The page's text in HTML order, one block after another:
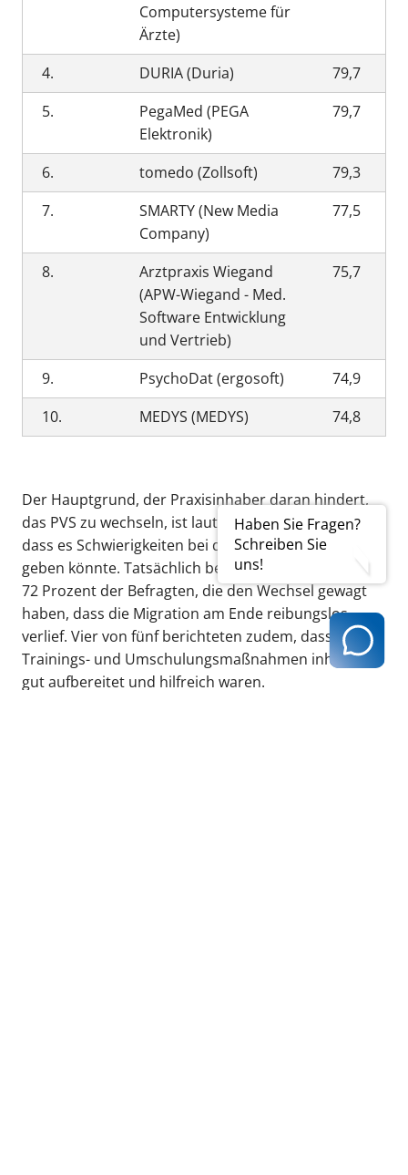
Haben Sie Fragen?
Schreiben Sie
uns!
Computersysteme für
Ärzte)
4. DURIA (Duria)
79,7
5.
PegaMed (PEGA
Elektronik)
79,7
6. tomedo (Zollsoft)
79,3
7.
SMARTY (New Media
Company)
77,5
8.
Arztpraxis Wiegand
(APW-Wiegand - Med.
Software Entwicklung
und Vertrieb)
75,7
9. PsychoDat (ergosoft)
74,9
10.
MEDYS (MEDYS) 74,8
Der Hauptgrund, der Praxisinhaber daran hindert,
das PVS zu wechseln, ist laut der Studie die Sorge,
dass es Schwierigkeiten bei der Datenmigration
geben könnte. Tatsächlich berichteten aber mehr als
72 Prozent der Befragten, die den Wechsel gewagt
haben, dass die Migration am Ende reibungslos
verlief. Vier von fünf berichteten zudem, dass die
Trainings- und Umschulungsmaßnahmen inhaltlich
gut aufbereitet und hilfreich waren.